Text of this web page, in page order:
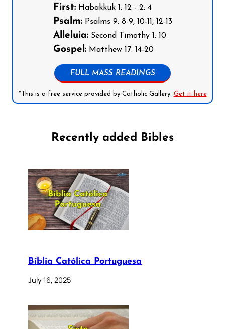
First:Habakkuk 1: 12 - 2: 4
Psalm:Psalms 9: 8-9, 10-11, 12-13
Alleluia:Second Timothy 1: 10
Gospel:Matthew 17: 14-20
FULL MASS READINGS
*This is a free service provided by Catholic Gallery. Get it here
Recently added Bibles
Bíblia Católica Portuguesa
July 16, 2025